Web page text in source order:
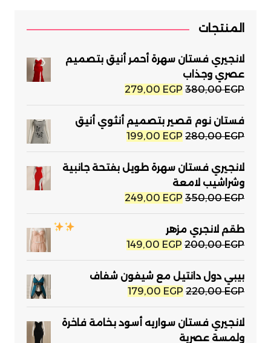
المنتجات
لانجيري فستان سهرة أحمر أنيق بتصميم
عصري وجذاب
380,00EGP
السعر
الأصلي
هو:
380,00 EGP.
279,00 EGP
السعر
الحالي
هو:
فستان نوم قصير بتصميم أنثوي أنيق
280,00EGP
السعر
الأصلي
هو:
280,00 EGP.
199,00 EGP
السعر
الحالي
هو:
لانجيري فستان سهرة طويل بفتحة جانبية
وشراشيب لامعة
350,00EGP
السعر
الأصلي
هو:
350,00 EGP.
249,00 EGP
السعر
الحالي
طقم لانجري مزهر
200,00EGP
السعر
الأصلي
هو:
200,00 EGP.
149,00 EGP
السعر
الحالي
هو:
بيبي دول دانتيل مع شيفون شفاف
220,00EGP
السعر
الأصلي
هو:
220,00 EGP.
179,00 EGP
السعر
الحالي
هو:
لانجيري فستان سواريه أسود بخامة فاخرة
ولمسة عصرية